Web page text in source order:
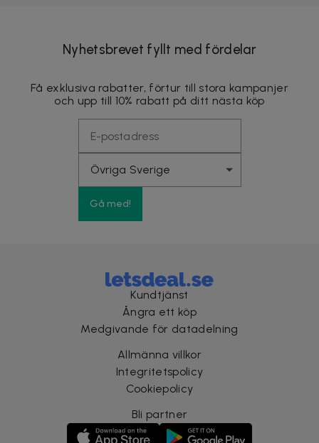
Nyhetsbrevet fyllt med fördelar
Få exklusiva rabatter, förtur till stora kampanjer
och upp till 10% rabatt på ditt nästa köp
Gå med!
Kundtjänst
Ångra ett köp
Medgivande för datadelning
Allmänna villkor
Integritetspolicy
Cookiepolicy
Bli partner